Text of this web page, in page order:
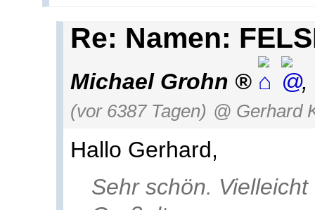
Re: Namen:
Michael Grohn ,
(vor 6387 Tagen) @ Gerhard
Hallo Gerhard,
Sehr schön.